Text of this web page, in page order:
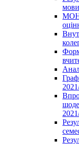
мови
МОН